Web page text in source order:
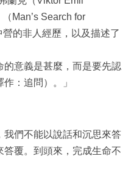
Man’s Search for
的非人經歷，以及描述了
意義是甚麼，而是要先認
：追問）。」
們不能以說話和沉思來答
覆。到頭來，完成生命不